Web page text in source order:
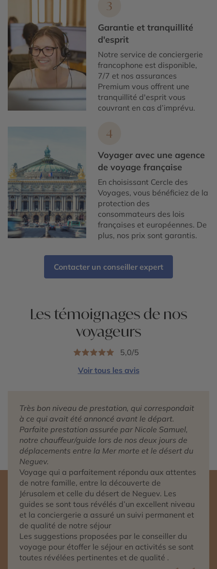
3
Garantie et tranquillité
d'esprit
Notre service de conciergerie
francophone est disponible,
7/7 et nos assurances
Premium vous offrent une
tranquillité d'esprit vous
couvrant en cas d’imprévu.
4
Voyager avec une agence
de voyage française
En choisissant Cercle des
Voyages, vous bénéficiez de la
protection des
consommateurs des lois
françaises et européennes. De
plus, nos prix sont garantis.
Contacter un conseiller expert
Les témoignages de nos
voyageurs
5,0/5
Voir tous les avis
Très bon niveau de prestation, qui correspondait
à ce qui avait été annoncé avant le départ.
Parfaite prestation assurée par Nicole Samuel,
notre chauffeur/guide lors de nos deux jours de
déplacements entre la Mer morte et le désert du
Neguev.
Voyage qui a parfaitement répondu aux attentes
de notre famille, entre la découverte de
Jérusalem et celle du désert de Neguev. Les
guides se sont tous révélés d’un excellent niveau
et la conciergerie a assuré un suivi permanent et
de qualité de notre séjour
Les suggestions proposées par le conseiller du
voyage pour étoffer le séjour en activités se sont
toutes révélées pertinentes et de qualité .